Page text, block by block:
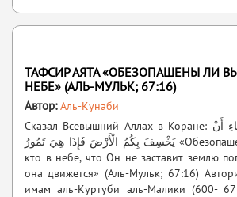
ТАФСИР АЯТА «ОБЕЗОПАШЕНЫ ЛИ
НЕБЕ» (АЛЬ-МУЛЬК; 67:16)
Автор:Аль-Кунаби
Сказал Всевышний Аллах в Коране: أَأَمِنْتُمْ مَنْ فِي السَّمَاءِ أَنْ
يَخْسِفَ بِكُمُ الْأَرْضَ فَإِذَا هِيَ تَمُورُ «Обезопашены ли вы от того,
кто в небе, что Он не заставит землю
она движется» (Аль-Мульк; 67:16)
имам аль-Куртуби аль-Малики (600-